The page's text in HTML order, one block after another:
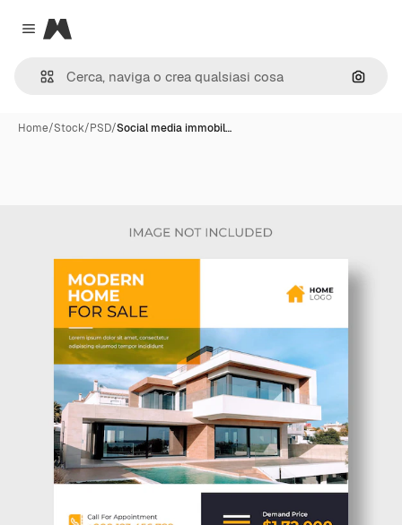
Close menu
Magnific
Cerca
Home/Stock/PSD/Social media immobil…